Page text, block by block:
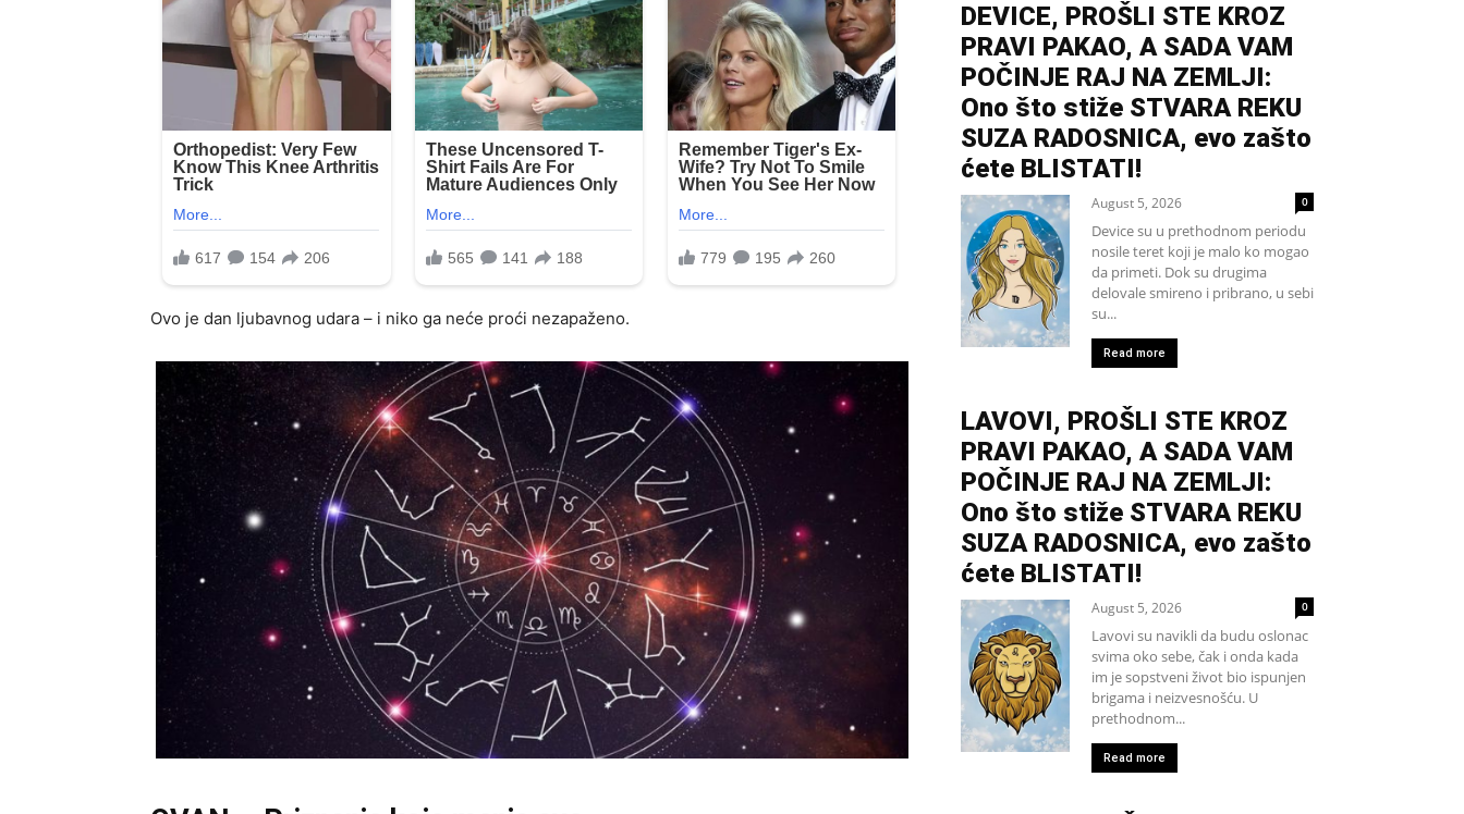
Ovo je dan ljubavnog udara – i niko ga neće proći nezapaženo.
DEVICE, PROŠLI STE KROZ
PRAVI PAKAO, A SADA VAM
POČINJE RAJ NA ZEMLJI:
Ono što stiže STVARA REKU
SUZA RADOSNICA, evo zašto
ćete BLISTATI!
August 5, 2026 0
Device su u prethodnom periodu
nosile teret koji je malo ko mogao
da primeti. Dok su drugima
delovale smireno i pribrano, u sebi
su...
Read more
LAVOVI, PROŠLI STE KROZ
PRAVI PAKAO, A SADA VAM
POČINJE RAJ NA ZEMLJI:
Ono što stiže STVARA REKU
SUZA RADOSNICA, evo zašto
ćete BLISTATI!
August 5, 2026 0
Lavovi su navikli da budu oslonac
svima oko sebe, čak i onda kada
im je sopstveni život bio ispunjen
brigama i neizvesnošću. U
prethodnom...
Read more